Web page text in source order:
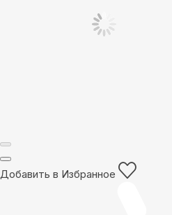
Добавить в Избранное